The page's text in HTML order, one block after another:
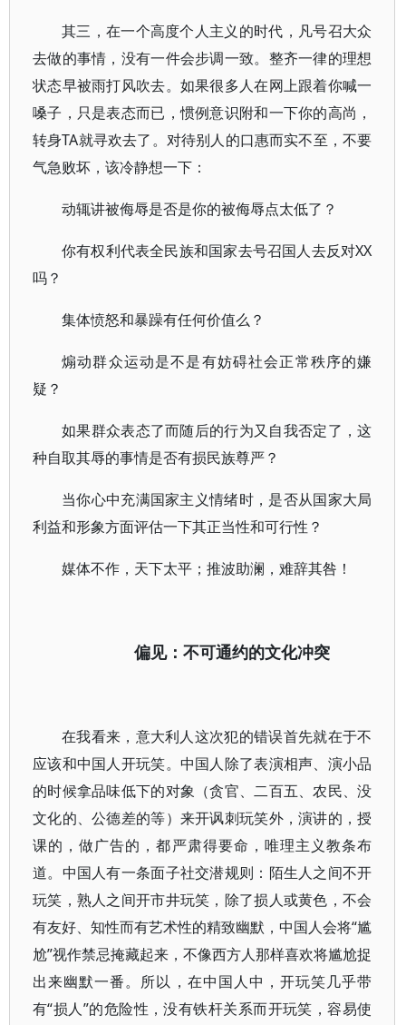
其三，在一个高度个人主义的时代，凡号召大众
去做的事情，没有一件会步调一致。整齐一律的理想
状态早被雨打风吹去。如果很多人在网上跟着你喊一
嗓子，只是表态而已，惯例意识附和一下你的高尚，
转身TA就寻欢去了。对待别人的口惠而实不至，不要
气急败坏，该冷静想一下：
动辄讲被侮辱是否是你的被侮辱点太低了？
你有权利代表全民族和国家去号召国人去反对XX
吗？
集体愤怒和暴躁有任何价值么？
煽动群众运动是不是有妨碍社会正常秩序的嫌
疑？
如果群众表态了而随后的行为又自我否定了，这
种自取其辱的事情是否有损民族尊严？
当你心中充满国家主义情绪时，是否从国家大局
利益和形象方面评估一下其正当性和可行性？
媒体不作，天下太平；推波助澜，难辞其咎！
偏见：不可通约的文化冲突
在我看来，意大利人这次犯的错误首先就在于不
应该和中国人开玩笑。中国人除了表演相声、演小品
的时候拿品味低下的对象（贪官、二百五、农民、没
文化的、公德差的等）来开讽刺玩笑外，演讲的，授
课的，做广告的，都严肃得要命，唯理主义教条布
道。中国人有一条面子社交潜规则：陌生人之间不开
玩笑，熟人之间开市井玩笑，除了损人或黄色，不会
有友好、知性而有艺术性的精致幽默，中国人会将“尴
尬”视作禁忌掩藏起来，不像西方人那样喜欢将尴尬捉
出来幽默一番。所以，在中国人中，开玩笑几乎带
有“损人”的危险性，没有铁杆关系而开玩笑，容易使